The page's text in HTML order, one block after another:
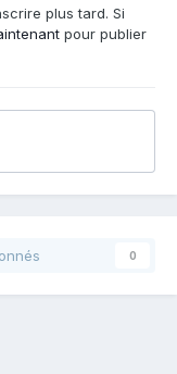
plus tard. Si
pour publier
0